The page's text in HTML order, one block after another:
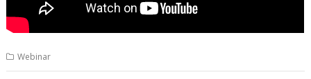
Webinar